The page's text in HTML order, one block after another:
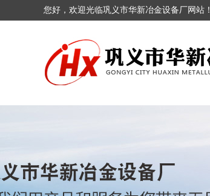
您好，欢迎光临巩义市华新冶金设备厂网站！